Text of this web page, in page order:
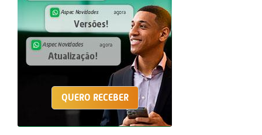
QUERO RECEBER